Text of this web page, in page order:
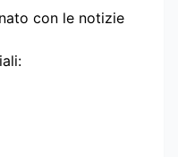
con le notizie